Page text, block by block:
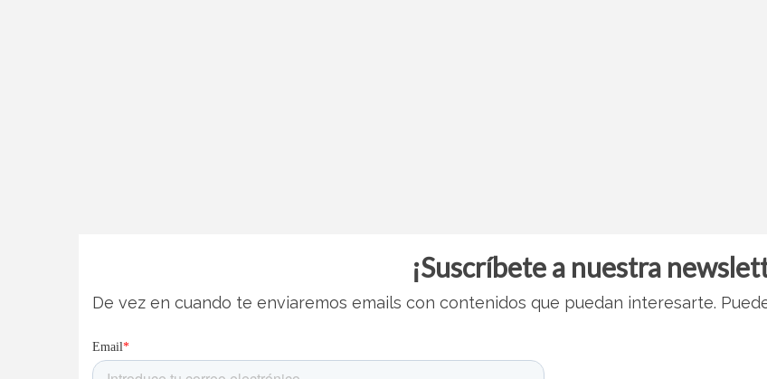
¡Suscríbete a nuestra
De vez en cuando te enviaremos emails con contenidos que puedan interesarte.